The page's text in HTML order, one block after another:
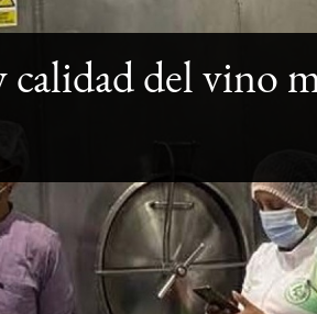
del vino